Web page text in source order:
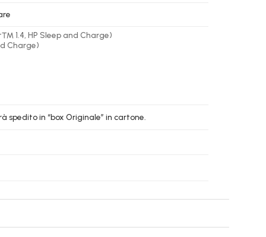
1.4, HP Sleep and Charge)
Charge)
in “box Originale” in cartone.